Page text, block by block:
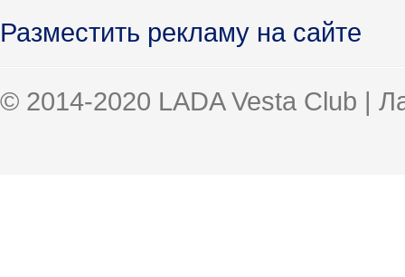
Разместить рекламу на сайте
© 2014-2020 LADA Vesta Club |